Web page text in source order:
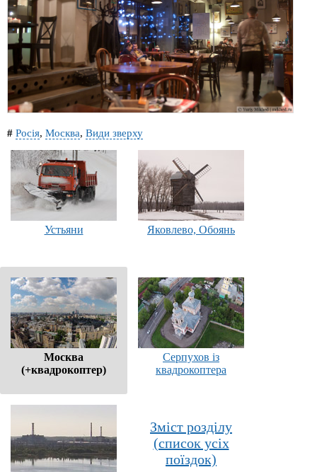
# Росія, Москва, Види зверху
Устьяни Яковлево, Обоянь
Москва
(+квадрокоптер)
Серпухов із
квадрокоптера
Зміст розділу
(список усіх
поїздок)